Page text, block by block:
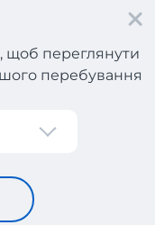
щоб переглянути
перебування
в Україну
з